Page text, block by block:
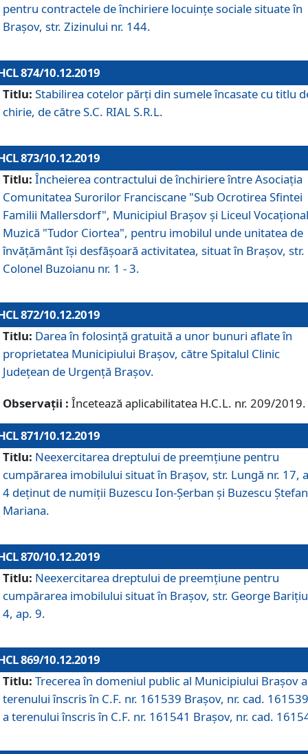
pentru contractele de închiriere locuinţe sociale situate în
Braşov, str. Zizinului nr. 144.
874/10.12.2019
Titlu: Stabilirea cotelor părți din sumele încasate cu titlu
chirie, de către S.C. RIAL S.R.L.
873/10.12.2019
Titlu: Încheierea contractului de închiriere între Asociația
Comunitatea Surorilor Franciscane "Sub Ocrotirea Sfintei
Familii Mallersdorf", Municipiul Braşov şi Liceul
Muzică "Tudor Ciortea", pentru imobilul unde unitatea de
învățământ îşi desfăşoară activitatea, situat în Braşov, str.
Colonel Buzoianu nr. 1 - 3.
872/10.12.2019
Titlu: Darea în folosinţă gratuită a unor bunuri aflate în
proprietatea Municipiului Braşov, către Spitalul Clinic
Judeţean de Urgenţă Braşov.
Observații : Încetează aplicabilitatea H.C.L. nr. 209/2019.
871/10.12.2019
Titlu: Neexercitarea dreptului de preemţiune pentru
cumpărarea imobilului situat în Braşov, str. Lungă nr. 17,
4 deţinut de numiţii Buzescu Ion-Şerban și Buzescu
Mariana.
870/10.12.2019
Titlu: Neexercitarea dreptului de preemţiune pentru
cumpărarea imobilului situat în Braşov, str. George
4, ap. 9.
869/10.12.2019
Titlu: Trecerea în domeniul public al Municipiului Braşov a
terenului înscris în C.F. nr. 161539 Brașov, nr. cad.
a terenului înscris în C.F. nr. 161541 Brașov, nr. cad.